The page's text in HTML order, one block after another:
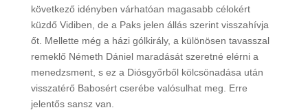
következő idényben várhatóan magasabb célokért
küzdő Vidiben, de a Paks jelen állás szerint visszahívja
őt. Mellette még a házi gólkirály, a különösen tavasszal
remeklő Németh Dániel maradását szeretné elérni a
menedzsment, s ez a Diósgyőrből kölcsönadása után
visszatérő Babosért cserébe valósulhat meg. Erre
jelentős sansz van.